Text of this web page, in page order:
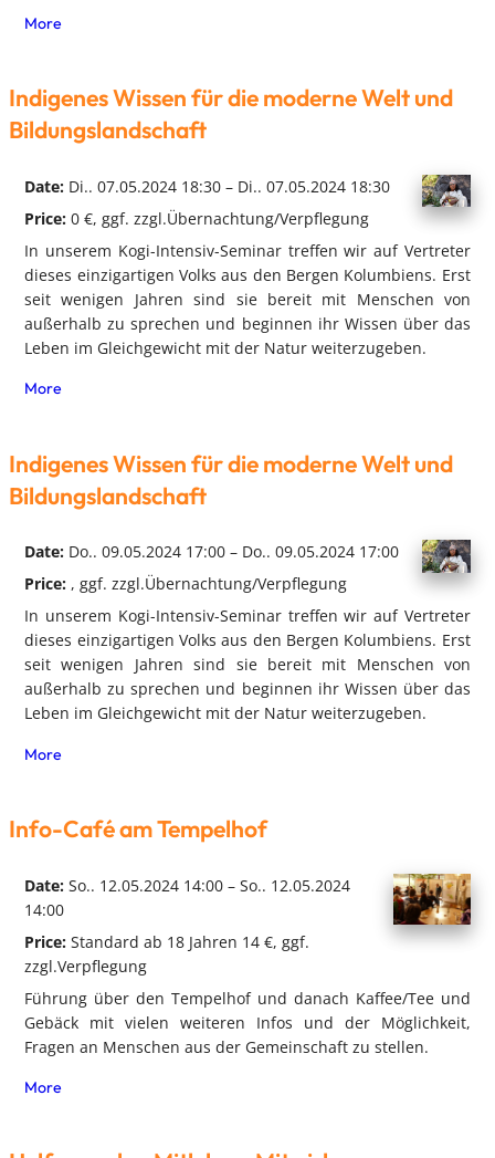
More
Indigenes Wissen für die moderne Welt und
Bildungslandschaft
Date: Di.. 07.05.2024 18:30 – Di.. 07.05.2024 18:30
Price:0 €, ggf. zzgl.Übernachtung/Verpflegung
In unserem Kogi-Intensiv-Seminar treffen wir auf Vertreter
dieses einzigartigen Volks aus den Bergen Kolumbiens. Erst
seit wenigen Jahren sind sie bereit mit Menschen von
außerhalb zu sprechen und beginnen ihr Wissen über das
Leben im Gleichgewicht mit der Natur weiterzugeben.
More
Indigenes Wissen für die moderne Welt und
Bildungslandschaft
Date: Do.. 09.05.2024 17:00 – Do.. 09.05.2024 17:00
Price: , ggf. zzgl.Übernachtung/Verpflegung
In unserem Kogi-Intensiv-Seminar treffen wir auf Vertreter
dieses einzigartigen Volks aus den Bergen Kolumbiens. Erst
seit wenigen Jahren sind sie bereit mit Menschen von
außerhalb zu sprechen und beginnen ihr Wissen über das
Leben im Gleichgewicht mit der Natur weiterzugeben.
More
Info-Café am Tempelhof
Date:So.. 12.05.2024 14:00 – So.. 12.05.2024
14:00
Price:Standard ab 18 Jahren 14 €, ggf.
zzgl.Verpflegung
Führung über den Tempelhof und danach Kaffee/Tee und
Gebäck mit vielen weiteren Infos und der Möglichkeit,
Fragen an Menschen aus der Gemeinschaft zu stellen.
More